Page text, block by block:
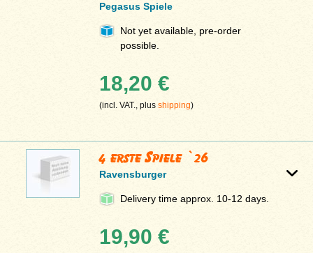
Pegasus Spiele
Not yet available, pre-order
possible.
18,20 €
(incl. VAT., plusshipping)
4 erste Spiele `26
Ravensburger
Delivery time approx. 10-12 days.
19,90 €